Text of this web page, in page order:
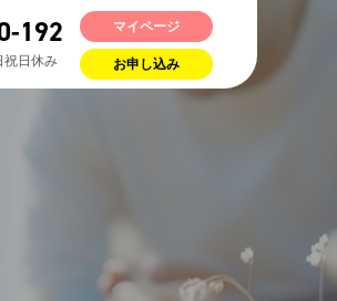
192
祝⽇休み
マイページ
お申し込み